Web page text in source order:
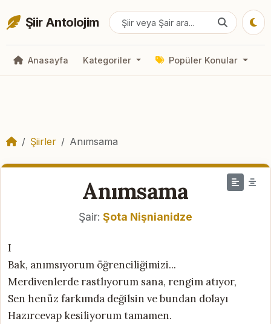
Şiir Antolojim
Anasayfa Kategoriler Popüler Konular
Şiirler Anımsama
Anımsama
Şair: Şota Nişnianidze
I
Bak, anımsıyorum öğrenciliğimizi...
Merdivenlerde rastlıyorum sana, rengim atıyor,
Sen henüz farkımda değilsin ve bundan dolayı
Hazırcevap kesiliyorum tamamen.